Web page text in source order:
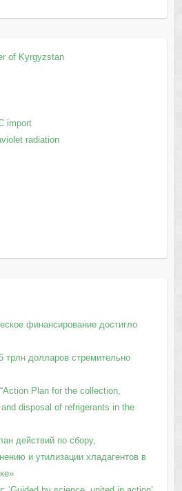
of Kyrgyzstan
import
radiation
финансирование достигло
трлн долларов стремительно
Plan for the collection,
disposal of refrigerants in the
действий по сбору,
и утилизации хладагентов в